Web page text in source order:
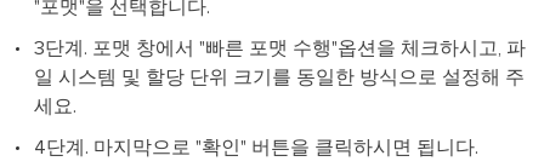
"포맷"을 선택합니다.
3단계. 포맷 창에서 "빠른 포맷 수행"옵션을 체크하시고, 파
일 시스템 및 할당 단위 크기를 동일한 방식으로 설정해 주
세요.
4단계. 마지막으로 "확인" 버튼을 클릭하시면 됩니다.